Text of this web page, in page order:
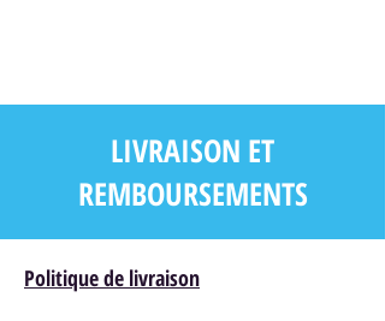
LIVRAISON ET
REMBOURSEMENTS
Politique de livraison